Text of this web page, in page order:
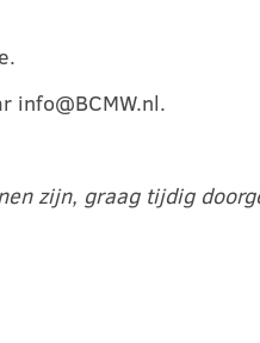
info@BCMW.nl.
zijn, graag tijdig